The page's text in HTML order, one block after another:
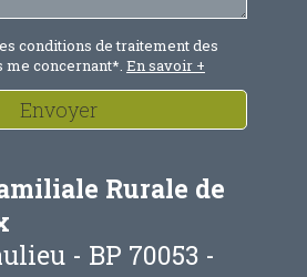
conditions de traitement des
concernant*. En savoir +
Envoyer
Rurale de
- BP 70053 -